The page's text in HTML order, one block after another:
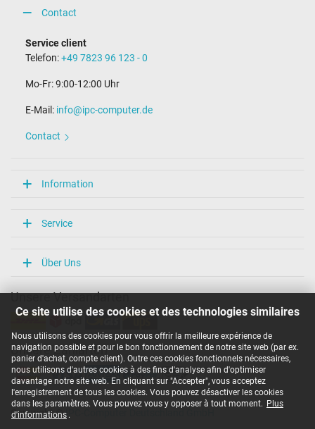
Ce site utilise des cookies et des technologies similaires
Nous utilisons des cookies pour vous offrir la meilleure expérience de
navigation possible et pour le bon fonctionnement de notre site web (par ex.
panier d'achat, compte client). Outre ces cookies fonctionnels nécessaires,
nous utilisons d'autres cookies à des fins d'analyse afin d'optimiser
davantage notre site web. En cliquant sur "Accepter", vous acceptez
l'enregistrement de tous les cookies. Vous pouvez désactiver les cookies
dans les paramètres. Vous pouvez vous y opposer à tout moment. Plus
d'informations .
9,8 mm
Non
Longueur du câble de connexion (m) (env.)
Mesures
Longueur / Largeur / Hauteur
Plus de données
oui
Service de Contrôle Technique
Catégorie
Utilisation
Ordinateur portatif
Contact
Service client
Telefon:+49 7823 96 123 - 0
Mo-Fr: 9:00-12:00 Uhr
E-Mail: info@ipc-computer.de
Contact
Information
Service
Über Uns
Unsere Versandarten
Unsere Zahlarten
Copyright ©IPC-Computer Deutschland GmbH